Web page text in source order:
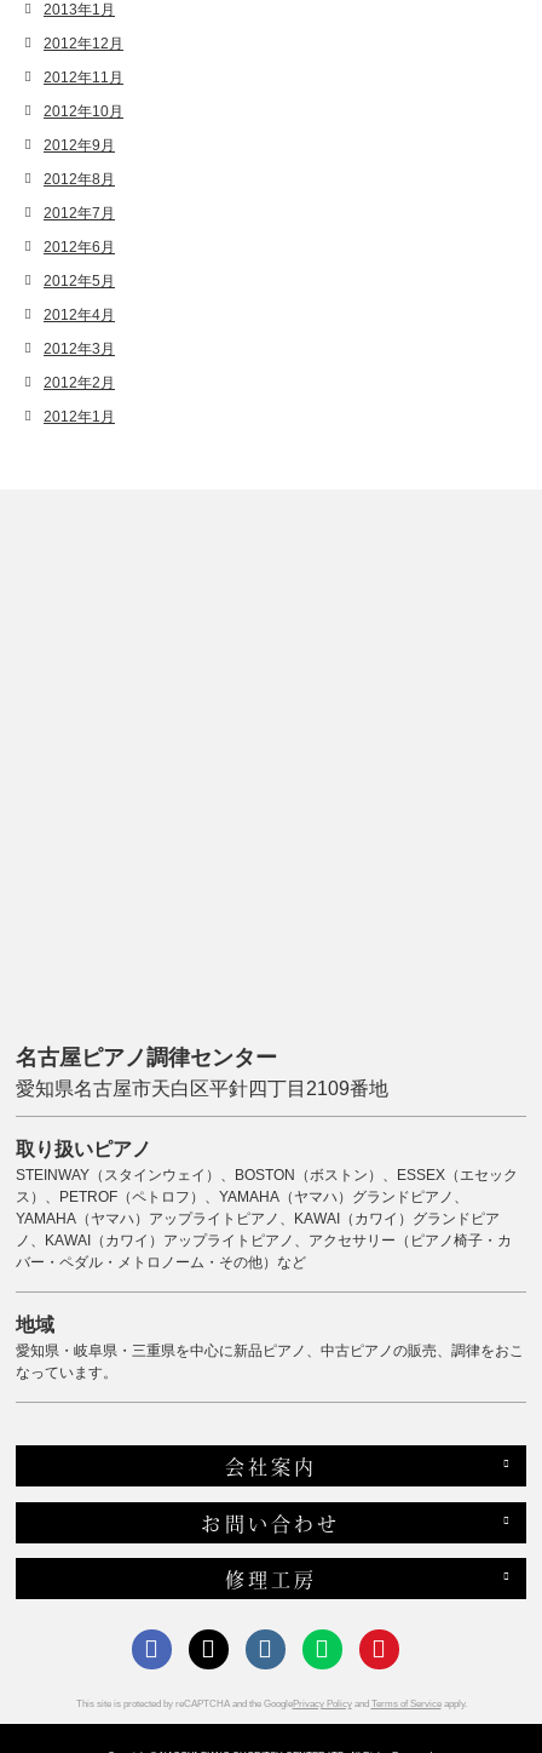
2013年1月
2012年12月
2012年11月
2012年10月
2012年9月
2012年8月
2012年7月
2012年6月
2012年5月
2012年4月
2012年3月
2012年2月
2012年1月
名古屋ピアノ調律センター
愛知県名古屋市天白区平針四丁目2109番地
取り扱いピアノ
STEINWAY（スタインウェイ）、BOSTON（ボストン）、ESSEX（エセック
ス）、PETROF（ペトロフ）、YAMAHA（ヤマハ）グランドピアノ、
YAMAHA（ヤマハ）アップライトピアノ、KAWAI（カワイ）グランドピア
ノ、KAWAI（カワイ）アップライトピアノ、アクセサリー（ピアノ椅子・カ
バー・ペダル・メトロノーム・その他）など
地域
愛知県・岐阜県・三重県を中心に新品ピアノ、中古ピアノの販売、調律をおこ
なっています。
会社案内
お問い合わせ
修理工房
This site is protected by reCAPTCHA and the GooglePrivacy Policyand Terms of Serviceapply.